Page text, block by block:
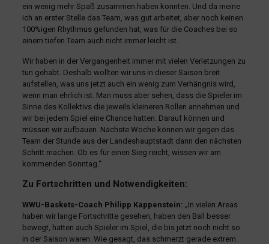
ein wenig mehr Spaß zusammen haben konnten. Und da meine
ich an erster Stelle das Team, was gut arbeitet, aber noch keinen
100%igen Rhythmus gefunden hat, was für die Coaches bei so
einem tiefen Team auch nicht immer leicht ist.
Wir haben in der Vergangenheit immer mit vielen Verletzungen zu
tun gehabt. Deshalb wollten wir uns in dieser Saison breit
aufstellen, was uns jetzt auch ein wenig zum Verhängnis wird,
wenn man ehrlich ist. Man muss aber sehen, dass die Spieler im
Sinne des Kollektivs die jeweils kleineren Rollen annehmen und
wir bei jedem Spiel eine Chance hatten. Darauf können und
müssen wir aufbauen. Nächste Woche können wir gegen das
Team der Stunde aus der Landeshauptstadt dann den nächsten
Schritt machen. Ob es für einen Sieg reicht, wissen wir am
kommenden Sonntag.“
Zu Fortschritten und Notwendigkeiten:
WWU-Baskets-Coach Philipp Kappenstein: „In vielen Areas
haben wir lange Fortschritte gesehen, haben den Ball besser
bewegt, hatten auch Spieler im Spiel, die bis jetzt noch nicht so
in der Saison waren. Wie gesagt, das schmerzt gerade extrem.